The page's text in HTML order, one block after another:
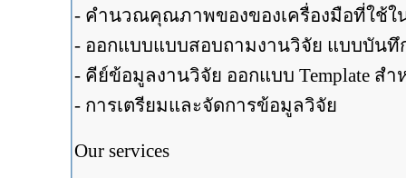
- คำนวณคุณภาพของของเครื่องมือที่ใช้ใ
- ออกแบบแบบสอบถามงานวิจัย แบบบัน
- คีย์ข้อมูลงานวิจัย ออกแบบ Template ส
- การเตรียมและจัดการข้อมูลวิจัย
Our services